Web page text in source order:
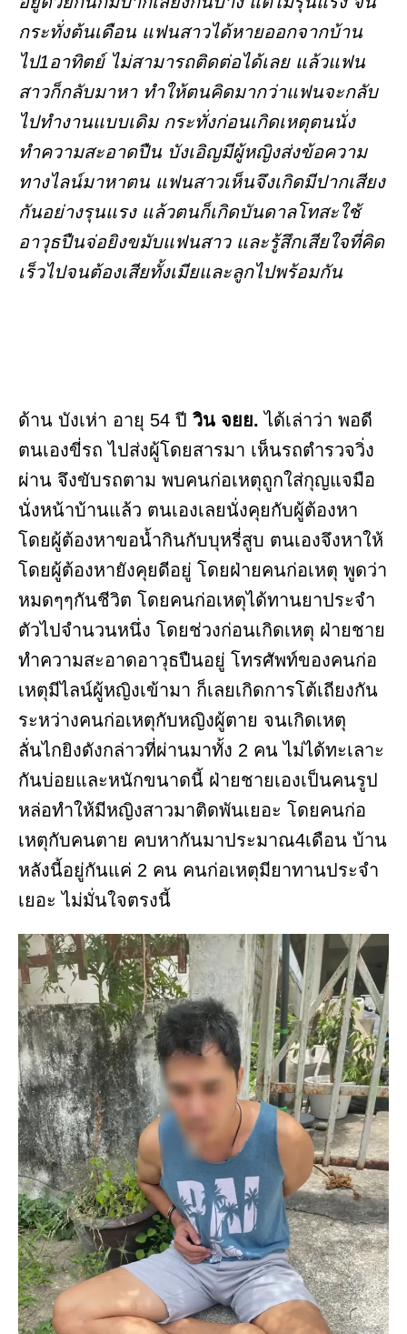
กระทั่งต้นเดือน แฟนสาวได้หายออกจากบ้าน
ไป1อาทิตย์ ไม่สามารถติดต่อได้เลย แล้วแฟน
สาวก็กลับมาหา ทำให้ตนคิดมากว่าแฟนจะกลับ
ไปทำงานแบบเดิม กระทั่งก่อนเกิดเหตุตนนั่ง
ทำความสะอาดปืน บังเอิญมีผู้หญิงส่งข้อความ
ทางไลน์มาหาตน แฟนสาวเห็นจึงเกิดมีปากเสียง
กันอย่างรุนแรง แล้วตนก็เกิดบันดาลโทสะใช้
อาวุธปืนจ่อยิงขมับแฟนสาว และรู้สึกเสียใจที่คิด
เร็วไปจนต้องเสียทั้งเมียและลูกไปพร้อมกัน
ด้าน บังเห่า อายุ 54 ปี วิน จยย.ได้เล่าว่า พอดี
ตนเองขี่รถ ไปส่งผู้โดยสารมา เห็นรถตำรวจวิ่ง
ผ่าน จึงขับรถตาม พบคนก่อเหตุถูกใส่กุญแจมือ
นั่งหน้าบ้านแล้ว ตนเองเลยนั่งคุยกับผู้ต้องหา
โดยผู้ต้องหาขอน้ำกินกับบุหรี่สูบ ตนเองจึงหาให้
โดยผู้ต้องหายังคุยดีอยู่ โดยฝ่ายคนก่อเหตุ พูดว่า
หมดๆๆกันชีวิต โดยคนก่อเหตุได้ทานยาประจำ
ตัวไปจำนวนหนึ่ง โดยช่วงก่อนเกิดเหตุ ฝ่ายชาย
ทำความสะอาดอาวุธปืนอยู่ โทรศัพท์ของคนก่อ
เหตุมีไลน์ผู้หญิงเข้ามา ก็เลยเกิดการโต้เถียงกัน
ระหว่างคนก่อเหตุกับหญิงผู้ตาย จนเกิดเหตุ
ลั่นไกยิงดังกล่าวที่ผ่านมาทั้ง 2 คน ไม่ได้ทะเลาะ
กันบ่อยและหนักขนาดนี้ ฝ่ายชายเองเป็นคนรูป
หล่อทำให้มีหญิงสาวมาติดพันเยอะ โดยคนก่อ
เหตุกับคนตาย คบหากันมาประมาณ4เดือน บ้าน
หลังนี้อยู่กันแค่ 2 คน คนก่อเหตุมียาทานประจำ
เยอะ ไม่มั่นใจตรงนี้